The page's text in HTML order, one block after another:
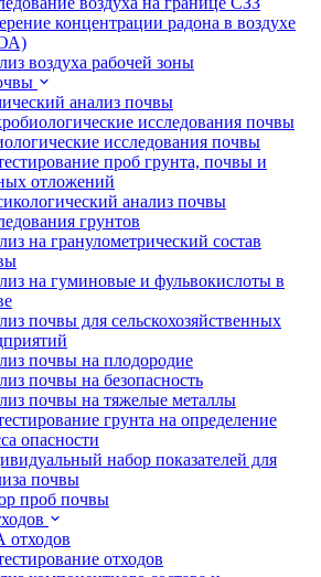
концентрации радона в воздухе
воздуха рабочей зоны
анализ почвы
исследования почвы
исследования почвы
проб грунта, почвы и
отложений
анализ почвы
грунтов
на гранулометрический состав
на гуминовые и фульвокислоты в
почвы для сельскохозяйственных
почвы на плодородие
почвы на безопасность
почвы на тяжелые металлы
грунта на определение
опасности
набор показателей для
почвы
проб почвы
отходов